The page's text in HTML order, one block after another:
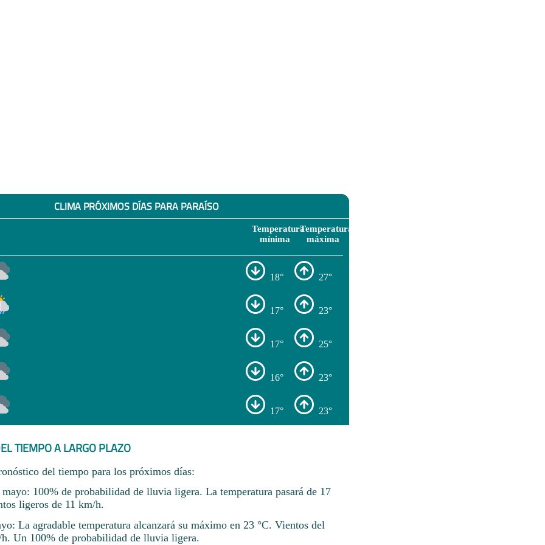
CLIMA PRÓXIMOS DÍAS PARA PARAÍSO
Temperatura
mínima
Temperatura
máxima
18° 27°
17° 23°
17° 25°
16° 23°
17° 23°
TIEMPO A LARGO PLAZO
del tiempo para los próximos días:
100% de probabilidad de lluvia ligera. La temperatura pasará de 17
ligeros de 11 km/h.
La agradable temperatura alcanzará su máximo en 23 °C. Vientos del
Un 100% de probabilidad de lluvia ligera.